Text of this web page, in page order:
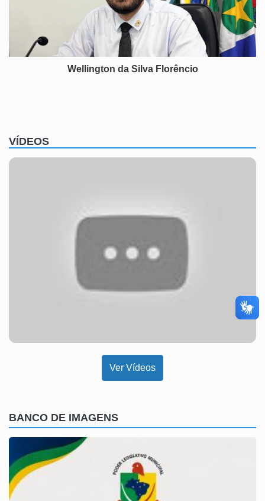
Wellington da Silva Florêncio
VÍDEOS
Ver Vídeos
BANCO DE IMAGENS